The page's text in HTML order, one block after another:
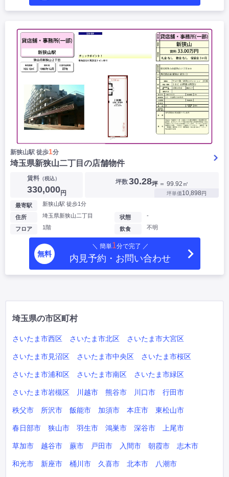
新狭山駅 徒歩1分
埼玉県新狭山二丁目の店舗物件
賃料（税込）
330,000円
坪数30.28坪 ＝ 99.92㎡
坪単価10,898円
最寄駅 新狭山駅 徒歩1分
住所 埼玉県新狭山二丁目
フロア 1階
状態 -
飲食 不明
無料
＼ 簡単1分で完了 ／
内見予約・お問い合わせ
埼玉県の市区町村
さいたま市西区 さいたま市北区 さいたま市大宮区
さいたま市見沼区 さいたま市中央区 さいたま市桜区
さいたま市浦和区 さいたま市南区 さいたま市緑区
さいたま市岩槻区 川越市 熊谷市 川口市 行田市
秩父市 所沢市 飯能市 加須市 本庄市 東松山市
春日部市 狭山市 羽生市 鴻巣市 深谷市 上尾市
草加市 越谷市 蕨市 戸田市 入間市 朝霞市 志木市
和光市 新座市 桶川市 久喜市 北本市 八潮市